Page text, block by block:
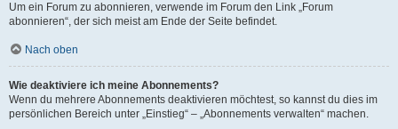
Um ein Forum zu abonnieren, verwende im Forum den Link „Forum
abonnieren“, der sich meist am Ende der Seite befindet.
Nach oben
Wie deaktiviere ich meine Abonnements?
Wenn du mehrere Abonnements deaktivieren möchtest, so kannst du dies im
persönlichen Bereich unter „Einstieg“ – „Abonnements verwalten“ machen.